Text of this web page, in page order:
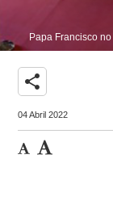
Papa Francisco
share
04 Abril 2022